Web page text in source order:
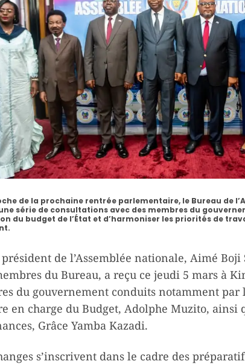
de la prochaine rentrée parlementaire, le Bureau de
série de consultations avec des membres du
du budget de l’État et d’harmoniser les priorités de
président de l’Assemblée nationale, Aimé Boji
du Bureau, a reçu ce jeudi 5 mars à
du gouvernement conduits notamment par
en charge du Budget, Adolphe Muzito, ainsi
Grâce Yamba Kazadi.
s’inscrivent dans le cadre des